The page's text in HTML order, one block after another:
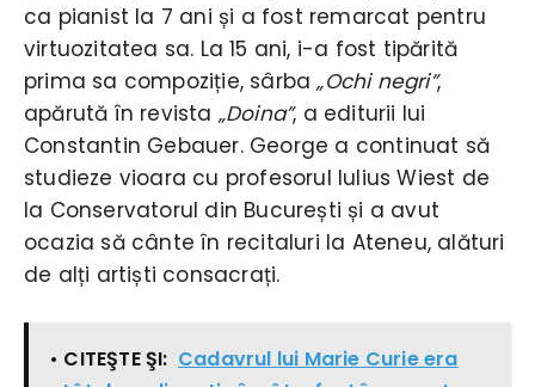
ca pianist la 7 ani și a fost remarcat pentru
virtuozitatea sa. La 15 ani, i-a fost tipărită
prima sa compoziție, sârba„Ochi negri”,
apărută în revista „Doina”, a editurii lui
Constantin Gebauer. George a continuat să
studieze vioara cu profesorul Iulius Wiest de
la Conservatorul din București și a avut
ocazia să cânte în recitaluri la Ateneu, alături
de alți artiști consacrați.
• CITEŞTE ŞI: Cadavrul lui Marie Curie era